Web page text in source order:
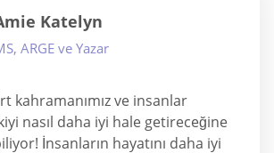
Katelyn
ARGE ve Yazar
kahramanımız ve insanlar
nasıl daha iyi hale getireceğine
İnsanların hayatını daha iyi